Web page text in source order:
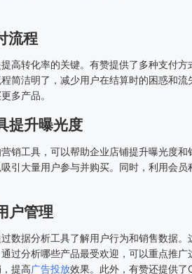
流程
高转化率的关键。有赞提供了多种支付
简洁明了，减少用户在结算时的困惑和
多产品。
提升曝光度
销工具，可以帮助企业店铺提升曝光度
引大量用户参与并购买。同时，利用会
户管理
数据分析工具了解用户行为和销售数据
过分析哪些产品最受欢迎，可以重点推
提高广告投放效果。此外，有赞还提供